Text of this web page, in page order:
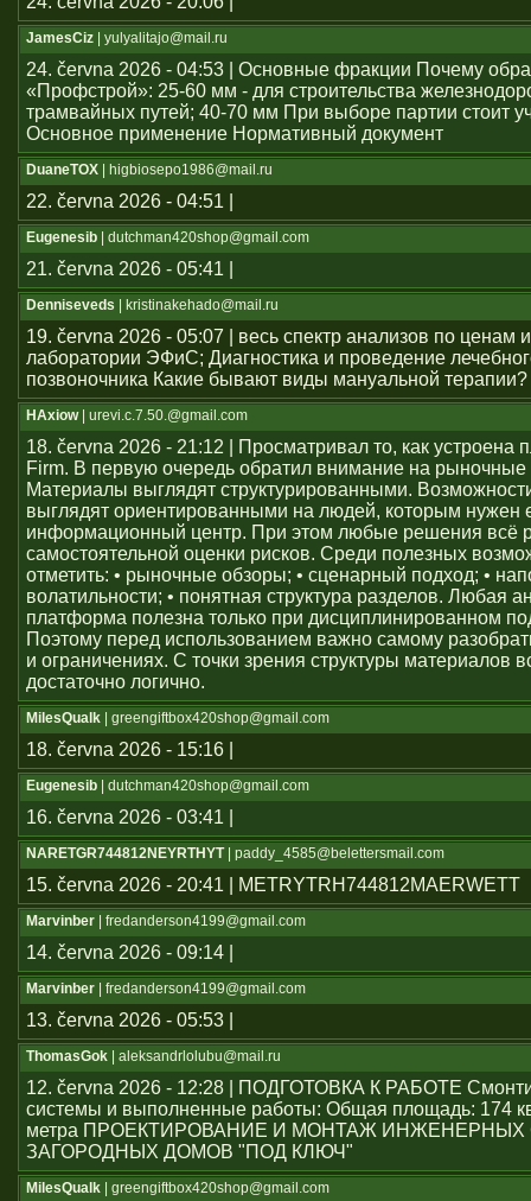
JamesCiz | yulyalitajo@mail.ru
24. června 2026 - 04:53 | Основные фракции Почему
«Профстрой»: 25-60 мм - для строительства
трамвайных путей; 40-70 мм При выборе партии стоит
Основное применение Нормативный документ
DuaneTOX | higbiosepo1986@mail.ru
22. června 2026 - 04:51 |
Eugenesib | dutchman420shop@gmail.com
21. června 2026 - 05:41 |
Denniseveds | kristinakehado@mail.ru
19. června 2026 - 05:07 | весь спектр анализов по ценам
лаборатории ЭФиС; Диагностика и проведение
позвоночника Какие бывают виды мануальной терапии?
HAxiow| urevi.c.7.50.@gmail.com
18. června 2026 - 21:12 | Просматривал то, как устроена
Firm. В первую очередь обратил внимание на рыночные
Материалы выглядят структурированными.
выглядят ориентированными на людей, которым нужен
информационный центр. При этом любые решения всё
самостоятельной оценки рисков. Среди полезных
отметить: • рыночные обзоры; • сценарный подход; •
волатильности; • понятная структура разделов. Любая
платформа полезна только при дисциплинированном
Поэтому перед использованием важно самому
и ограничениях. С точки зрения структуры материалов
достаточно логично.
MilesQualk | greengiftbox420shop@gmail.com
18. června 2026 - 15:16 |
Eugenesib | dutchman420shop@gmail.com
16. června 2026 - 03:41 |
NARETGR744812NEYRTHYT| paddy_4585@belettersmail.com
15. června 2026 - 20:41 | METRYTRH744812MAERWETT
Marvinber | fredanderson4199@gmail.com
14. června 2026 - 09:14 |
Marvinber | fredanderson4199@gmail.com
13. června 2026 - 05:53 |
ThomasGok | aleksandrlolubu@mail.ru
12. června 2026 - 12:28 | ПОДГОТОВКА К РАБОТЕ
системы и выполненные работы: Общая площадь: 174
метра ПРОЕКТИРОВАНИЕ И МОНТАЖ
ЗАГОРОДНЫХ ДОМОВ "ПОД КЛЮЧ"
MilesQualk | greengiftbox420shop@gmail.com